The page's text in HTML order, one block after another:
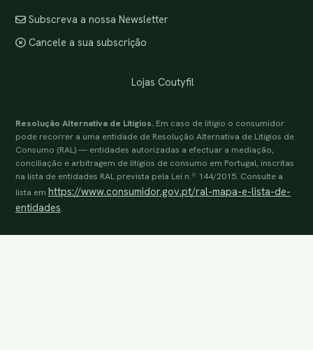
Subscreva a nossa Newsletter
Cancele a sua subscrição
Lojas Coutyfil
Resolução Alternativa de Litígios. Em caso de litígio o consumidor
pode recorrer a uma entidade de Resolução Alternativa de Litígios de
Consumo (RAL) — entidades autorizadas a efectuar a mediação,
conciliação e arbitragem de litígios de consumo em Portugal, inscritas
na lista de entidades RAL prevista pela Lei n.º 144/2015. Consulte a
lista em https://www.consumidor.gov.pt/ral-mapa-e-lista-de-
entidades.